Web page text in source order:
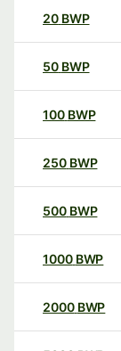
20 BWP
50 BWP
100 BWP
250 BWP
500 BWP
1000 BWP
2000 BWP